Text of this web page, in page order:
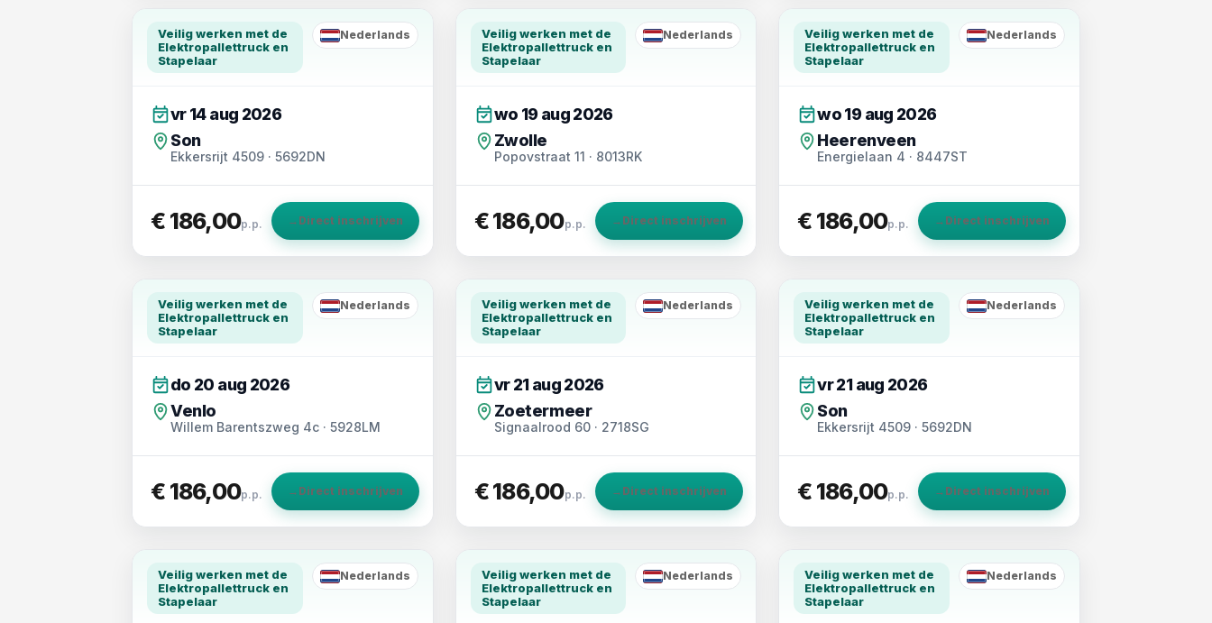
Veilig werken met de
Elektropallettruck en
Stapelaar
NL
Nederlands
vr 14 aug 2026
Son
Ekkersrijt 4509 · 5692DN
€ 186,00p.p. → Direct inschrijven
Veilig werken met de
Elektropallettruck en
Stapelaar
NL
Nederlands
wo 19 aug 2026
Zwolle
Popovstraat 11 · 8013RK
€ 186,00p.p. → Direct inschrijven
Veilig werken met de
Elektropallettruck en
Stapelaar
NL
Nederlands
wo 19 aug 2026
Heerenveen
Energielaan 4 · 8447ST
€ 186,00p.p. → Direct inschrijven
Veilig werken met de
Elektropallettruck en
Stapelaar
NL
Nederlands
do 20 aug 2026
Venlo
Willem Barentszweg 4c · 5928LM
€ 186,00p.p. → Direct inschrijven
Veilig werken met de
Elektropallettruck en
Stapelaar
NL
Nederlands
vr 21 aug 2026
Zoetermeer
Signaalrood 60 · 2718SG
€ 186,00p.p. → Direct inschrijven
Veilig werken met de
Elektropallettruck en
Stapelaar
NL
Nederlands
vr 21 aug 2026
Son
Ekkersrijt 4509 · 5692DN
€ 186,00p.p. → Direct inschrijven
Veilig werken met de
Elektropallettruck en
Stapelaar
NL
Nederlands
Veilig werken met de
Elektropallettruck en
Stapelaar
NL
Nederlands
Veilig werken met de
Elektropallettruck en
Stapelaar
NL
Nederlands